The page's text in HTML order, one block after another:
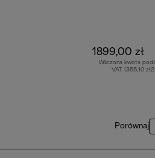
1899,00 zł
Wliczona kwota
VAT (355,10
Porównaj